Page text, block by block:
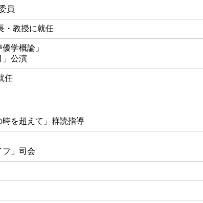
員
・教授に就任
学概論」
」公演
任
を超えて」群読指導
フ」司会